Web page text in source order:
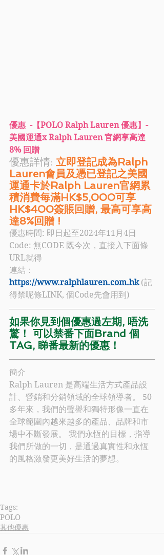
優惠  -【POLO Ralph Lauren 優惠】-
美國運通x Ralph Lauren 官網享高達
8% 回贈
優惠詳情: 立即登記成為Ralph
Lauren會員及憑已登記之美國
運通卡於Ralph Lauren官網累
積消費每滿HK$5,000可享
HK$400簽賬回贈, 最高可享高
達8%回贈 !
優惠時間: 即日起至2024年11月4日
Code: 無CODE 既今次，直接入下面條
URL就得
連結：
https://www.ralphlauren.com.hk (記
得禁呢條LINK, 個Code先會用到)
如果你見到個優惠過左期, 唔洗
驚！ 可以禁番下面Brand 個
TAG, 睇番最新的優惠！
簡介
Ralph Lauren 是高端生活方式產品設
計、營銷和分銷領域的全球領導者。 50
多年來，我們的聲譽和獨特形像一直在
全球範圍內越來越多的產品、品牌和市
場中不斷發展。 我們永恆的目標，指導
我們所做的一切，是通過真實性和永恆
的風格激發更美好生活的夢想。
Tags:
POLO
其他優惠